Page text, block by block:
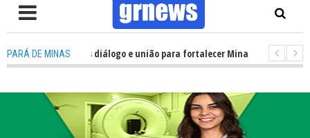
PARÁ DE MINAS
precisa de mais diálogo e união para fortalecer Minas e Pará de Minas;